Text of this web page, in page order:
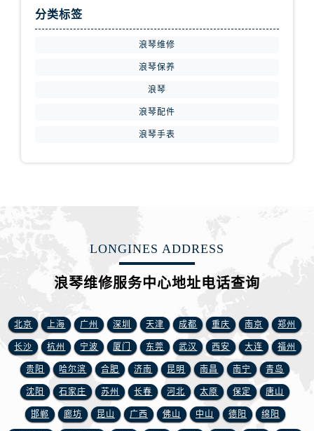
江苏省常州市新北区龙锦路1590号现代传媒中心5号楼10层1008室浪琴售后服务中心（需提前预约）
江苏省扬州市邗江区国展路29号星耀天地写字楼1号楼18层1803室浪琴售后服务中心（需提前预约）
江苏省镇江市京口区中山东路浪琴售后服务中心（需提前预约）
江西省抚州市临川区赣东大道浪琴售后服务中心（需提前预约）
江西省赣州市章贡区文清路浪琴售后服务中心（需提前预约）
江西省吉安市吉州区井冈山大道浪琴售后服务中心（需提前预约）
江西省景德镇市珠山区珠山中路浪琴售后服务中心（需提前预约）
分类标签
浪琴维修
浪琴保养
浪琴
浪琴配件
浪琴手表
LONGINES ADDRESS
浪琴维修服务中心地址电话查询
北京 上海 广州 深圳 天津 成都 重庆 南京 郑州
长沙 杭州 宁波 厦门 东莞 武汉 西安 大连 福州
贵阳 哈尔滨 合肥 济南 昆明 南昌 南宁 青岛
沈阳 石家庄 苏州 长春 河北 太原 保定 唐山
邯郸 廊坊 昆山 广西 佛山 中山 德阳 绵阳